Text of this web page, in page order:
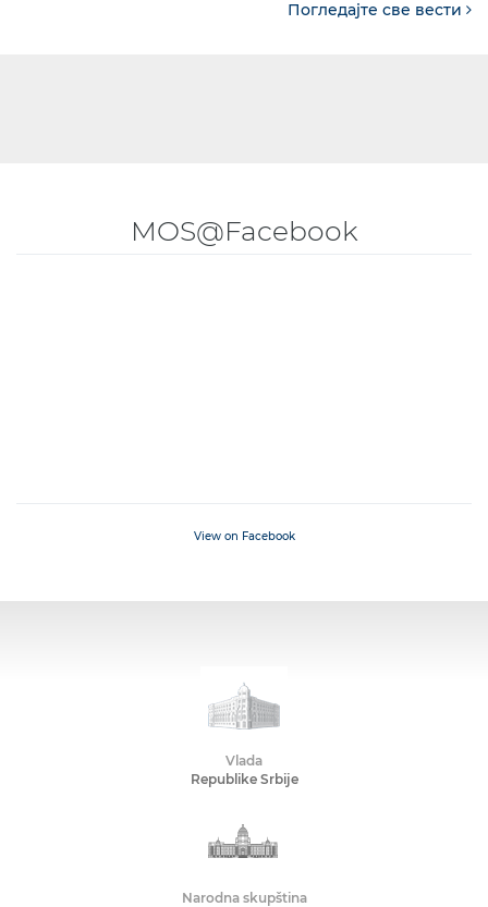
Погледајте све вести
MOS@Facebook
View on Facebook
Vlada
Republike Srbije
Narodna skupština